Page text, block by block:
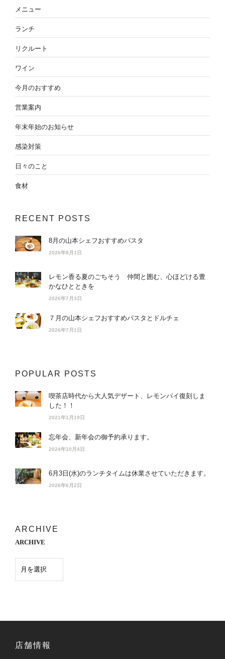
メニュー
ランチ
リクルート
ワイン
今月のおすすめ
営業案内
年末年始のお知らせ
感染対策
日々のこと
食材
RECENT POSTS
8月の山本シェフおすすめパスタ
2026年8月1日
レモン香る夏のごちそう 仲間と囲む、心ほどける豊
かなひとときを
2026年7月3日
７月の山本シェフおすすめパスタとドルチェ
2026年7月1日
POPULAR POSTS
喫茶店時代から大人気デザート、レモンパイ復刻しま
した！！
2021年1月19日
忘年会、新年会の御予約承ります。
2024年10月4日
6月3日(水)のランチタイムは休業させていただきます。
2026年6月2日
ARCHIVE
ARCHIVE
店舗情報